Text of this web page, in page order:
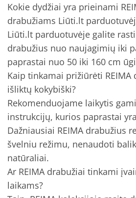
Kokie dydžiai yra prieinami
drabužiams Liūti.lt
Liūti.lt parduotuvėje galite rasti
drabužius nuo naujagimių iki
paprastai nuo 50 iki 160 cm
Kaip tinkamai prižiūrėti REIMA
išliktų kokybiški?
Rekomenduojame laikytis
instrukcijų, kurios paprastai
Dažniausiai REIMA drabužius
švelniu režimu, nenaudoti
natūraliai.
Ar REIMA drabužiai tinkami
laikams?